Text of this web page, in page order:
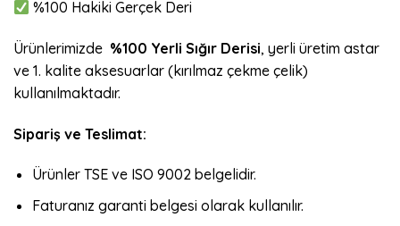
%100 Hakiki Gerçek Deri
Ürünlerimizde %100 Yerli Sığır Derisi, yerli üretim astar
ve 1. kalite aksesuarlar (kırılmaz çekme çelik)
kullanılmaktadır.
Sipariş ve Teslimat:
Ürünler TSE ve ISO 9002 belgelidir.
Faturanız garanti belgesi olarak kullanılır.